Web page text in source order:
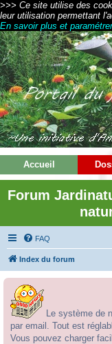
>>> Ce site utilise des
leur utilisation permettant
En savoir plus et
Accueil
Forum
FAQ
Index du forum
Le système de
par email. Tout est
Vous pouvez charger